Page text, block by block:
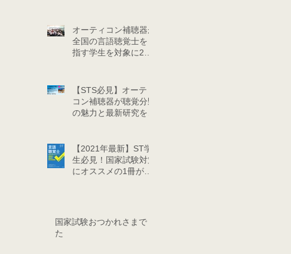
オーティコン補聴器が
全国の言語聴覚士を目
指す学生を対象に2泊
【STS必見】オーティ
コン補聴器が聴覚分野
の魅力と最新研究を伝
【2021年最新】ST学
生必見！国家試験対策
にオススメの1冊が文
国家試験おつかれさまでし
た